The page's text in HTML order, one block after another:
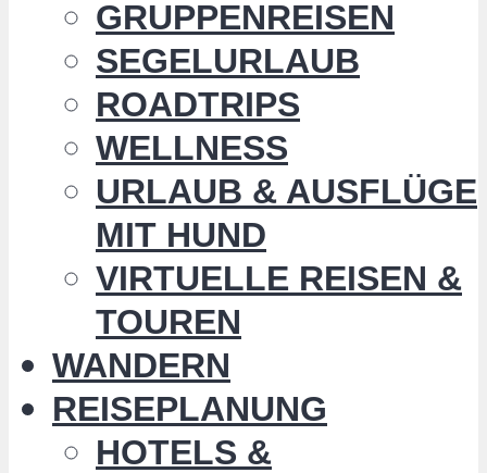
GRUPPENREISEN
SEGELURLAUB
ROADTRIPS
WELLNESS
URLAUB & AUSFLÜGE
MIT HUND
VIRTUELLE REISEN &
TOUREN
WANDERN
REISEPLANUNG
HOTELS &